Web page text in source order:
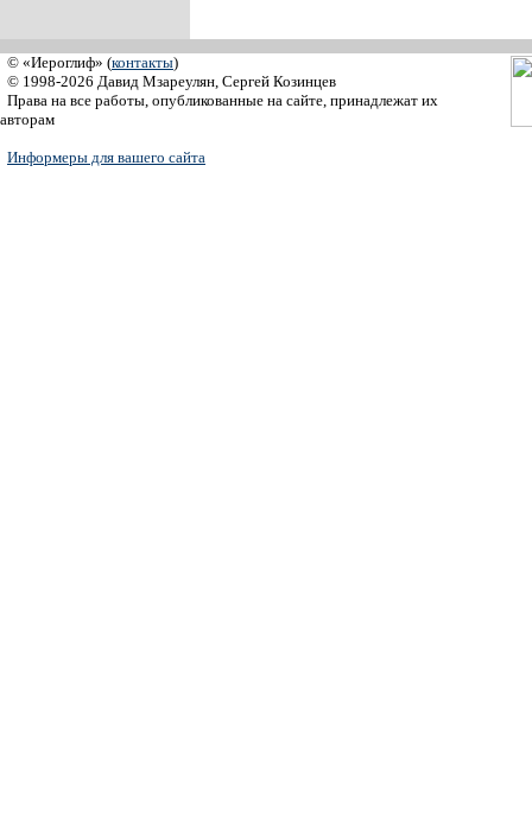
© «Иероглиф» (контакты)
© 1998-2026 Давид Мзареулян, Сергей Козинцев
Права на все работы, опубликованные на сайте, принадлежат их
авторам
Информеры для вашего сайта